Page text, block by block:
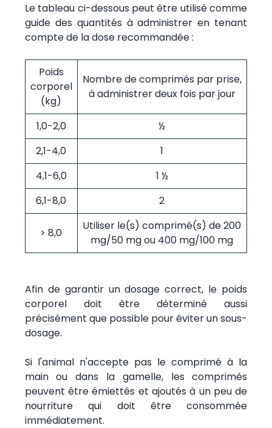
Le tableau ci-dessous peut être utilisé comme
guide des quantités à administrer en tenant
compte de la dose recommandée :
Poids
corporel
(kg)
Nombre de comprimés par prise,
à administrer deux fois par jour
1,0-2,0
½
2,1-4,0
1
4,1-6,0
1 ½
6,1-8,0
2
> 8,0
Utiliser le(s) comprimé(s) de 200
mg/50 mg ou 400 mg/100 mg
Afin de garantir un dosage correct, le poids
corporel doit être déterminé aussi
précisément que possible pour éviter un sous-
dosage.
Si l'animal n'accepte pas le comprimé à la
main ou dans la gamelle, les comprimés
peuvent être émiettés et ajoutés à un peu de
nourriture qui doit être consommée
immédiatement.